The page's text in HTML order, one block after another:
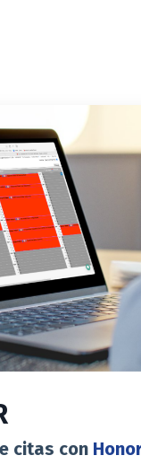
citas con